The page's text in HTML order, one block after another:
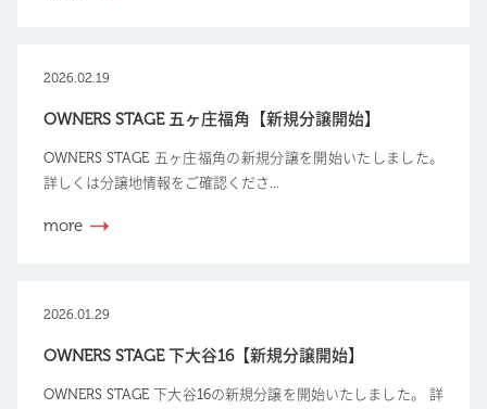
2026.02.19
OWNERS STAGE 五ヶ庄福角【新規分譲開始】
OWNERS STAGE 五ヶ庄福角の新規分譲を開始いたしました。
詳しくは分譲地情報をご確認くださ...
more
2026.01.29
OWNERS STAGE 下大谷16【新規分譲開始】
OWNERS STAGE 下大谷16の新規分譲を開始いたしました。 詳